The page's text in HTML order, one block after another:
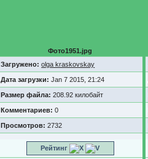
Фото1951.jpg
Загружено: olga kraskovskay
Дата загрузки:Jan 7 2015, 21:24
Размер файла: 208.92 килобайт
Комментариев: 0
Просмотров:2732
Рейтинг